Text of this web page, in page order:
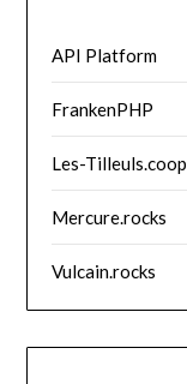
API Platform
FrankenPHP
Les-Tilleuls.coop
Mercure.rocks
Vulcain.rocks